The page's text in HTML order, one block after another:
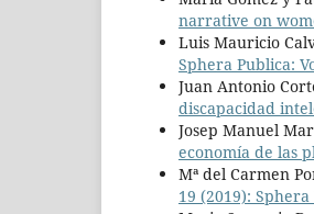
narrative on
Luis Mauricio
Sphera Publica:
Juan Antonio
discapacidad
Josep Manuel
economía de las
Mª del Carmen
19 (2019):